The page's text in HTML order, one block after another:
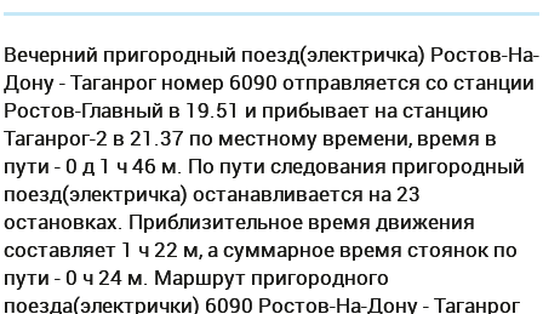
Вечерний пригородный поезд(электричка) Ростов-На-
Дону - Таганрог номер 6090 отправляется со станции
Ростов-Главный в 19.51 и прибывает на станцию
Таганрог-2 в 21.37 по местному времени, время в
пути - 0 д 1 ч 46 м. По пути следования пригородный
поезд(электричка) останавливается на 23
остановках. Приблизительное время движения
составляет 1 ч 22 м, а суммарное время стоянок по
пути - 0 ч 24 м. Маршрут пригородного
поезда(электрички) 6090 Ростов-На-Дону - Таганрог